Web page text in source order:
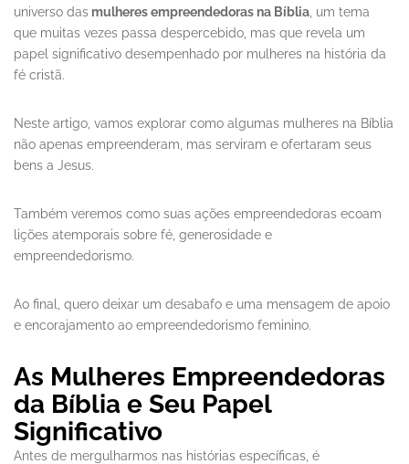
universo das mulheres empreendedoras na Bíblia , um tema
que muitas vezes passa despercebido, mas que revela um
papel significativo desempenhado por mulheres na história da
fé cristã.
Neste artigo, vamos explorar como algumas mulheres na Bíblia
não apenas empreenderam, mas serviram e ofertaram seus
bens a Jesus.
Também veremos como suas ações empreendedoras ecoam
lições atemporais sobre fé, generosidade e
empreendedorismo.
Ao final, quero deixar um desabafo e uma mensagem de apoio
e encorajamento ao empreendedorismo feminino.
As Mulheres Empreendedoras
da Bíblia e Seu Papel
Significativo
Antes de mergulharmos nas histórias específicas, é